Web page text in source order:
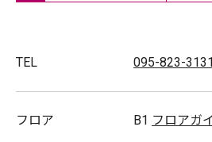
TEL 095-823-3131
フロア B1 フロアガ